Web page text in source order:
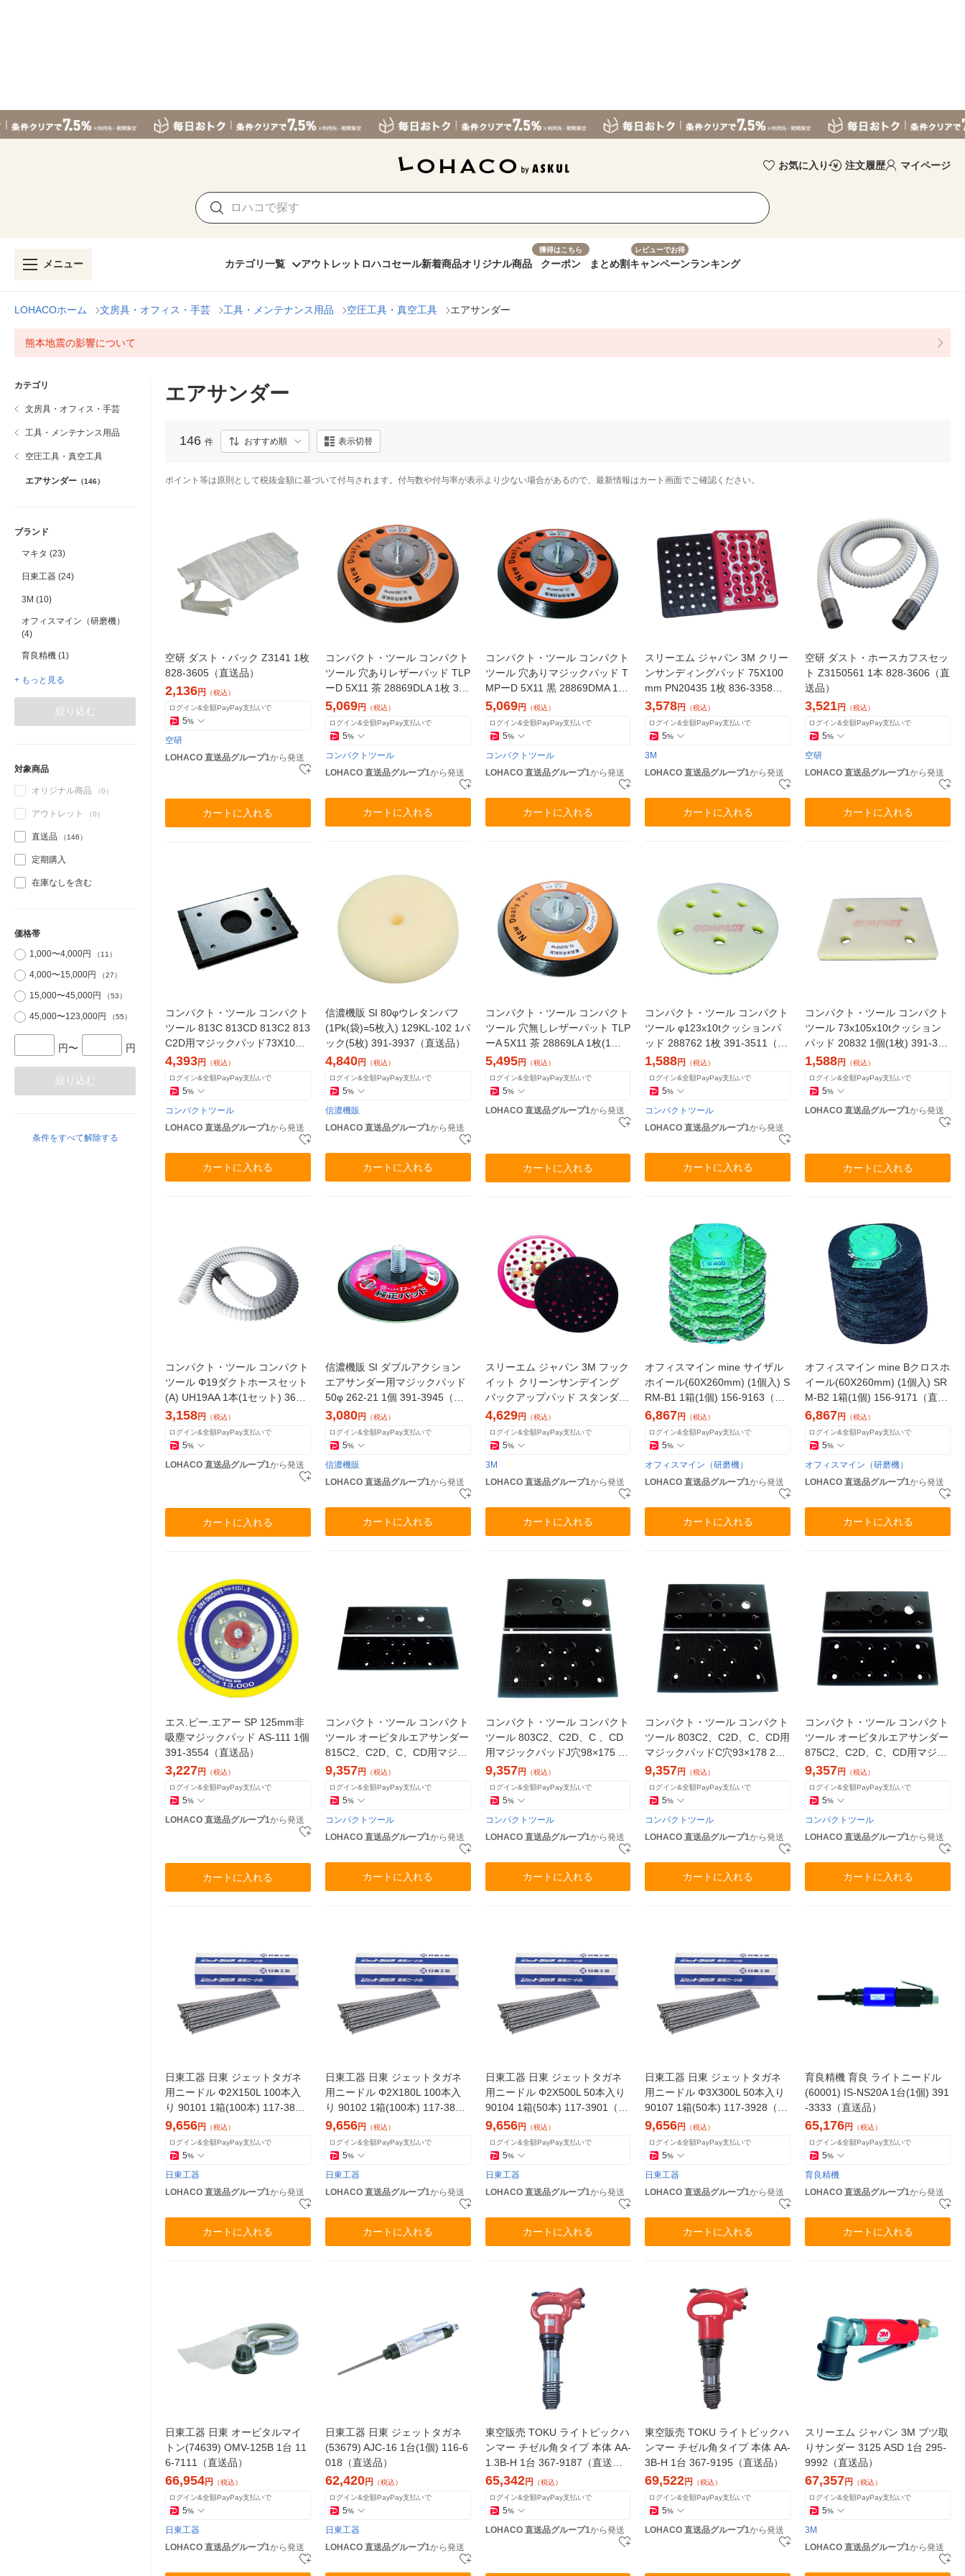
お気に入り 注文履歴 マイページ
メニュー カテゴリ一覧 アウトレット ロハコセール新着商品オリジナル商品
獲得はこちら
クーポン まとめ割
レビューでお得
キャンペーンランキング
LOHACOホーム 文房具・オフィス・手芸 工具・メンテナンス用品 空圧工具・真空工具 エアサンダー
熊本地震の影響について
カテゴリ
文房具・オフィス・手芸
工具・メンテナンス用品
空圧工具・真空工具
エアサンダー （146）
ブランド
マキタ (23)
日東工器 (24)
3M (10)
オフィスマイン（研磨機）
(4)
育良精機 (1)
+ もっと見る
絞り込む
対象商品
オリジナル商品 （0）
アウトレット （0）
直送品 （146）
定期購入
在庫なしを含む
価格帯
1,000〜4,000円
（11）
4,000〜15,000円 （27）
15,000〜45,000円 （53）
45,000〜123,000円 （55）
円〜 円
絞り込む
条件をすべて解除する
エアサンダー
146 件 おすすめ順 表示切替
ポイント等は原則として税抜金額に基づいて付与されます。付与数や付与率が表示より少ない場合があるので、最新情報はカート画面でご確認ください。
空研 ダスト・バック Z3141 1枚
828-3605（直送品）
2,136円 （税込）
ログイン&全額PayPay支払いで
5%
空研
LOHACO 直送品グループ1から発送
カートに入れる
コンパクト・ツール コンパクト
ツール 穴ありレザーパッド TLP
ーD 5X11 茶 28869DLA 1枚 366
-3825（直送品）
5,069円 （税込）
ログイン&全額PayPay支払いで
5%
コンパクトツール
LOHACO 直送品グループ1から発送
カートに入れる
コンパクト・ツール コンパクト
ツール 穴ありマジックパッド T
MPーD 5X11 黒 28869DMA 1枚
366-3833（直送品）
5,069円 （税込）
ログイン&全額PayPay支払いで
5%
コンパクトツール
LOHACO 直送品グループ1から発送
カートに入れる
スリーエム ジャパン 3M クリー
ンサンディングパッド 75X100
mm PN20435 1枚 836-3358
（直送品）
3,578円
（税込）
ログイン&全額PayPay支払いで
5%
3M
LOHACO 直送品グループ1から発送
カートに入れる
空研 ダスト・ホースカフスセッ
ト Z3150561 1本 828-3606（直
送品）
3,521円
（税込）
ログイン&全額PayPay支払いで
5%
空研
LOHACO 直送品グループ1から発送
カートに入れる
コンパクト・ツール コンパクト
ツール 813C 813CD 813C2 813
C2D用マジックパッド73X108 2
3318 1個(1枚)（直送品）
4,393円 （税込）
ログイン&全額PayPay支払いで
5%
コンパクトツール
LOHACO 直送品グループ1から発送
カートに入れる
信濃機販 SI 80φウレタンバフ
(1Pk(袋)=5枚入) 129KL-102 1パ
ック(5枚) 391-3937（直送品）
4,840円 （税込）
ログイン&全額PayPay支払いで
5%
信濃機販
LOHACO 直送品グループ1から発送
カートに入れる
コンパクト・ツール コンパクト
ツール 穴無しレザーパット TLP
ーA 5X11 茶 28869LA 1枚(1個)
366-3841（直送品）
5,495円 （税込）
ログイン&全額PayPay支払いで
5%
LOHACO 直送品グループ1から発送
カートに入れる
コンパクト・ツール コンパクト
ツール φ123x10tクッションパ
ッド 288762 1枚 391-3511（直
送品）
1,588円
（税込）
ログイン&全額PayPay支払いで
5%
コンパクトツール
LOHACO 直送品グループ1から発送
カートに入れる
コンパクト・ツール コンパクト
ツール 73x105x10tクッション
パッド 20832 1個(1枚) 391-348
1（直送品）
1,588円
（税込）
ログイン&全額PayPay支払いで
5%
LOHACO 直送品グループ1から発送
カートに入れる
コンパクト・ツール コンパクト
ツール Φ19ダクトホースセット
(A) UH19AA 1本(1セット) 366-
3914（直送品）
3,158円
（税込）
ログイン&全額PayPay支払いで
5%
LOHACO 直送品グループ1から発送
カートに入れる
信濃機販 SI ダブルアクション
エアサンダー用マジックパッド
50φ 262-21 1個 391-3945（直
送品）
3,080円
（税込）
ログイン&全額PayPay支払いで
5%
信濃機販
LOHACO 直送品グループ1から発送
カートに入れる
スリーエム ジャパン 3M フック
イット クリーンサンデイング
バックアップパッド スタンダー
ド PN20353 CSDP RED 1枚
（直送品）
4,629円
（税込）
ログイン&全額PayPay支払いで
5%
3M
LOHACO 直送品グループ1から発送
カートに入れる
オフィスマイン mine サイザル
ホイール(60X260mm) (1個入) S
RM-B1 1箱(1個) 156-9163（直
送品）
6,867円
（税込）
ログイン&全額PayPay支払いで
5%
オフィスマイン（研磨機）
LOHACO 直送品グループ1から発送
カートに入れる
オフィスマイン mine Bクロスホ
イール(60X260mm) (1個入) SR
M-B2 1箱(1個) 156-9171（直送
品）
6,867円
（税込）
ログイン&全額PayPay支払いで
5%
オフィスマイン（研磨機）
LOHACO 直送品グループ1から発送
カートに入れる
エス.ピー.エアー SP 125mm非
吸塵マジックパッド AS-111 1個
391-3554（直送品）
3,227円
（税込）
ログイン&全額PayPay支払いで
5%
LOHACO 直送品グループ1から発送
カートに入れる
コンパクト・ツール コンパクト
ツール オービタルエアサンダー
815C2、C2D、C、CD用マジッ
クパッド73×238 22913MA 1枚
（直送品）
9,357円
（税込）
ログイン&全額PayPay支払いで
5%
コンパクトツール
LOHACO 直送品グループ1から発送
カートに入れる
コンパクト・ツール コンパクト
ツール 803C2、C2D、C 、CD
用マジックパッドJ穴98×175 22
9141MA 1枚（直送品）
9,357円
（税込）
ログイン&全額PayPay支払いで
5%
コンパクトツール
LOHACO 直送品グループ1から発送
カートに入れる
コンパクト・ツール コンパクト
ツール 803C2、C2D、C、CD用
マジックパッドC穴93×178 229
14MA 1枚 807-1319（直送品）
9,357円
（税込）
ログイン&全額PayPay支払いで
5%
コンパクトツール
LOHACO 直送品グループ1から発送
カートに入れる
コンパクト・ツール コンパクト
ツール オービタルエアサンダー
875C2、C2D、C、CD用マジッ
クパッド72×172 22983 1枚（直
送品）
9,357円
（税込）
ログイン&全額PayPay支払いで
5%
コンパクトツール
LOHACO 直送品グループ1から発送
カートに入れる
日東工器 日東 ジェットタガネ
用ニードル Φ2X150L 100本入
り 90101 1箱(100本) 117-3871
（直送品）
9,656円
（税込）
ログイン&全額PayPay支払いで
5%
日東工器
LOHACO 直送品グループ1から発送
カートに入れる
日東工器 日東 ジェットタガネ
用ニードル Φ2X180L 100本入
り 90102 1箱(100本) 117-3880
（直送品）
9,656円
（税込）
ログイン&全額PayPay支払いで
5%
日東工器
LOHACO 直送品グループ1から発送
カートに入れる
日東工器 日東 ジェットタガネ
用ニードル Φ2X500L 50本入り
90104 1箱(50本) 117-3901（直
送品）
9,656円
（税込）
ログイン&全額PayPay支払いで
5%
日東工器
LOHACO 直送品グループ1から発送
カートに入れる
日東工器 日東 ジェットタガネ
用ニードル Φ3X300L 50本入り
90107 1箱(50本) 117-3928（直
送品）
9,656円
（税込）
ログイン&全額PayPay支払いで
5%
日東工器
LOHACO 直送品グループ1から発送
カートに入れる
育良精機 育良 ライトニードル
(60001) IS-NS20A 1台(1個) 391
-3333（直送品）
65,176円
（税込）
ログイン&全額PayPay支払いで
5%
育良精機
LOHACO 直送品グループ1から発送
カートに入れる
日東工器 日東 オービタルマイ
トン(74639) OMV-125B 1台 11
6-7111（直送品）
66,954円 （税込）
ログイン&全額PayPay支払いで
5%
日東工器
LOHACO 直送品グループ1から発送
日東工器 日東 ジェットタガネ
(53679) AJC-16 1台(1個) 116-6
018（直送品）
62,420円 （税込）
ログイン&全額PayPay支払いで
5%
日東工器
LOHACO 直送品グループ1から発送
東空販売 TOKU ライトピックハ
ンマー チゼル角タイプ 本体 AA-
1.3B-H 1台 367-9187（直送
品）
65,342円 （税込）
ログイン&全額PayPay支払いで
5%
LOHACO 直送品グループ1から発送
東空販売 TOKU ライトピックハ
ンマー チゼル角タイプ 本体 AA-
3B-H 1台 367-9195（直送品）
69,522円
（税込）
ログイン&全額PayPay支払いで
5%
LOHACO 直送品グループ1から発送
スリーエム ジャパン 3M ブツ取
りサンダー 3125 ASD 1台 295-
9992（直送品）
67,357円
（税込）
ログイン&全額PayPay支払いで
5%
3M
LOHACO 直送品グループ1から発送